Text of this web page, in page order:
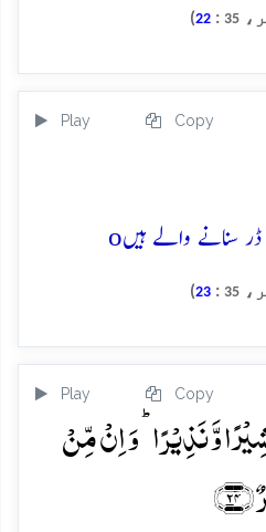
35
:
22
)
Play Copy
o
35
:
23
)
Play Copy
وَّ نَذِیۡرًا ؕ وَ اِنۡ مِّنۡ